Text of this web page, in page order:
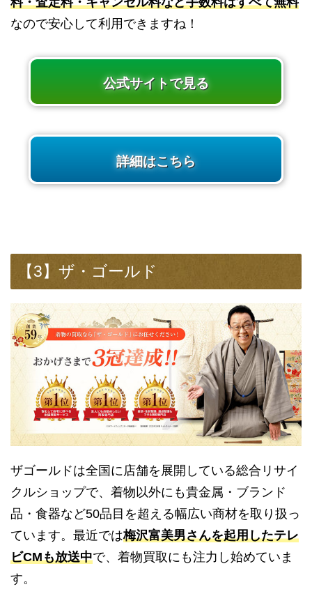
なので安心して利用できますね！
公式サイトで見る
詳細はこちら
【3】ザ・ゴールド
ザゴールドは全国に店舗を展開している総合リサイ
クルショップで、着物以外にも貴金属・ブランド
品・食器など50品目を超える幅広い商材を取り扱っ
ています。最近では梅沢富美男さんを起用したテレ
ビCMも放送中で、着物買取にも注力し始めていま
す。